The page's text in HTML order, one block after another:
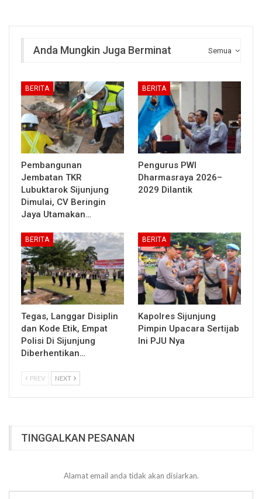
Semua
Anda Mungkin Juga Berminat
BERITA
Pembangunan
Jembatan TKR
Lubuktarok Sijunjung
Dimulai, CV Beringin
Jaya Utamakan…
BERITA
Pengurus PWI
Dharmasraya 2026–
2029 Dilantik
BERITA
Tegas, Langgar Disiplin
dan Kode Etik, Empat
Polisi Di Sijunjung
Diberhentikan…
BERITA
Kapolres Sijunjung
Pimpin Upacara Sertijab
Ini PJU Nya
PREV NEXT
TINGGALKAN PESANAN
Alamat email anda tidak akan disiarkan.